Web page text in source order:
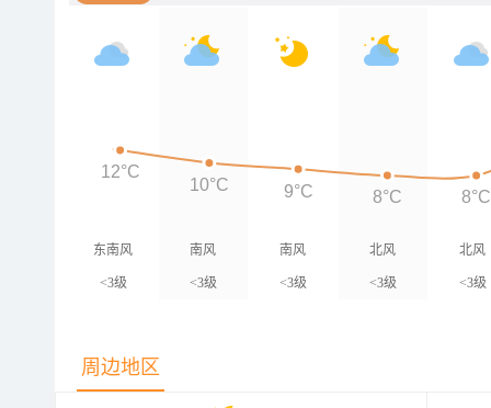
东南风
<3级
南风
<3级
南风
<3级
北风
<3级
北风
<3级
12°C
10°C 9°C 8°C 8°C
周边地区